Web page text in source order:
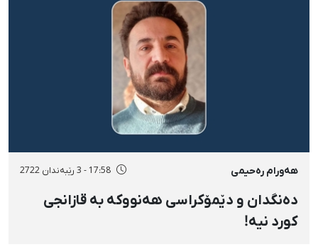
هەورام رەحیمی 17:58 - 3 رێبەندان 2722
دەنگدان و دێمۆکراسی هەنووکە بە قازانجی
کورد نیە!